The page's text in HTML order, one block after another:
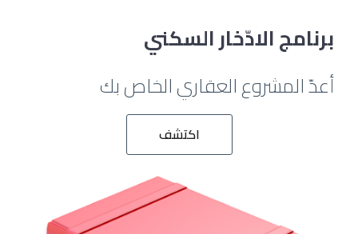
برنامج الادّخار السكني
أعدّ المشروع العقاري الخاص بك
اكتشف